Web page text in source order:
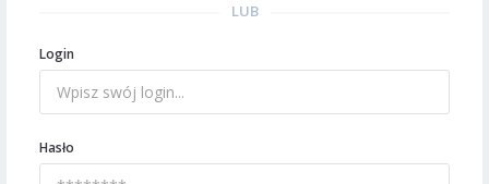
LUB
Login
Hasło